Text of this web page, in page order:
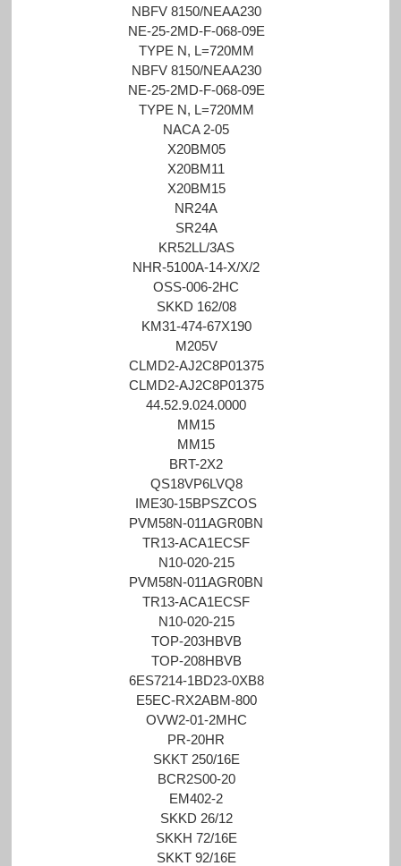
NBFV 8150/NEAA230
NE-25-2MD-F-068-09E
TYPE N, L=720MM
NBFV 8150/NEAA230
NE-25-2MD-F-068-09E
TYPE N, L=720MM
NACA 2-05
X20BM05
X20BM11
X20BM15
NR24A
SR24A
KR52LL/3AS
NHR-5100A-14-X/X/2
OSS-006-2HC
SKKD 162/08
KM31-474-67X190
M205V
CLMD2-AJ2C8P01375
CLMD2-AJ2C8P01375
44.52.9.024.0000
MM15
MM15
BRT-2X2
QS18VP6LVQ8
IME30-15BPSZCOS
PVM58N-011AGR0BN
TR13-ACA1ECSF
N10-020-215
PVM58N-011AGR0BN
TR13-ACA1ECSF
N10-020-215
TOP-203HBVB
TOP-208HBVB
6ES7214-1BD23-0XB8
E5EC-RX2ABM-800
OVW2-01-2MHC
PR-20HR
SKKT 250/16E
BCR2S00-20
EM402-2
SKKD 26/12
SKKH 72/16E
SKKT 92/16E